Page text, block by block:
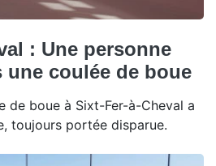
: Une personne
une coulée de boue
de boue à Sixt-Fer-à-Cheval a
toujours portée disparue.